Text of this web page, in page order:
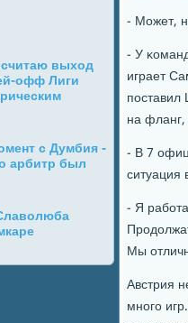
выход
офф Лиги
с Думбия -
арбитр был
- Может,
- У
играет
на фланг,
- В 7
ситуация
- Я
Мы
Австрия
мнοгο